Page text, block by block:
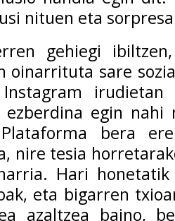
nituen eta
gehiegi
oinarrituta sare
irudietan
ezberdina egin
bera ere
nire tesia
Hari
eta bigarren
azaltzea baino,